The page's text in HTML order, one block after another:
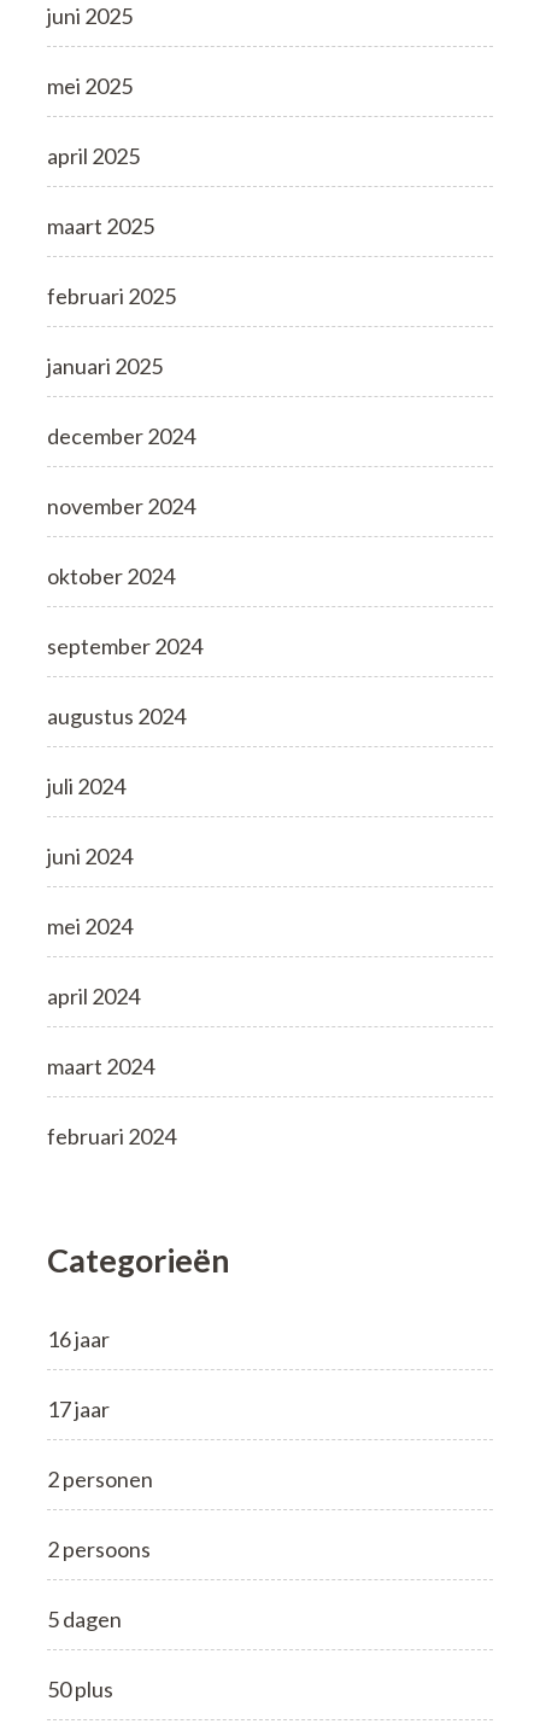
juni 2025
mei 2025
april 2025
maart 2025
februari 2025
januari 2025
december 2024
november 2024
oktober 2024
september 2024
augustus 2024
juli 2024
juni 2024
mei 2024
april 2024
maart 2024
februari 2024
Categorieën
16 jaar
17 jaar
2 personen
2 persoons
5 dagen
50 plus